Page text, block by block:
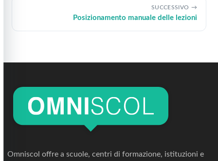
SUCCESSIVO
Posizionamento manuale delle lezioni
Omniscol offre a scuole, centri di formazione, istituzioni e